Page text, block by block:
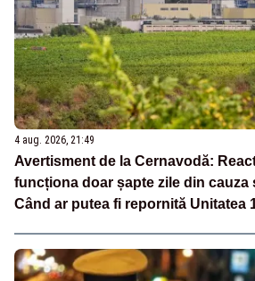
4 aug. 2026, 21:49
Avertisment de la Cernavodă:
funcționa doar șapte zile din cauza
Când ar putea fi repornită Unitatea